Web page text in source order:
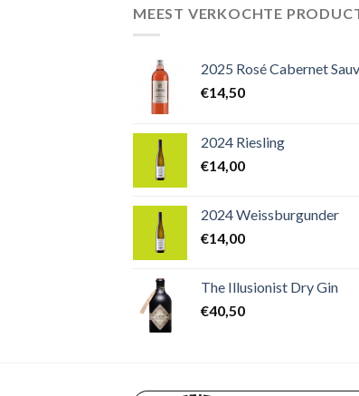
MEEST VERKOCHTE
2025 Rosé Cabernet
€14,50
2024 Riesling
€14,00
2024 Weissburgunder
€14,00
The Illusionist Dry Gin
€40,50